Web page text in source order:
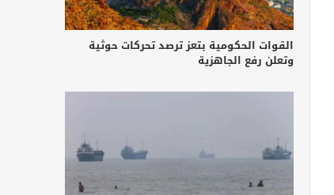
القوات الحكومية بتعز ترصد تحركات حوثية
وتعلن رفع الجاهزية